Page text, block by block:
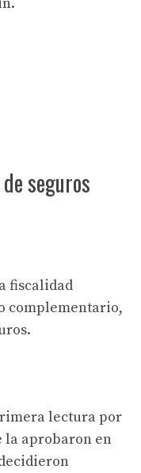
seguros
fiscalidad
complementario,
lectura por
la aprobaron en